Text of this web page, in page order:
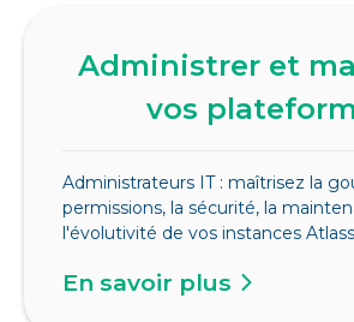
Administrer et
vos
Administrateurs IT : maîtrisez la
permissions, la sécurité, la
l'évolutivité de vos instances
En savoir plus